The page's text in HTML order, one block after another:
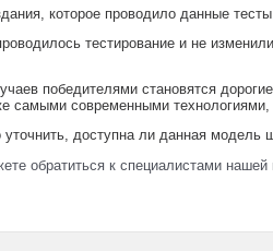
которое проводило данные
тестирование и не
победителями становятся
самыми современными
доступна ли данная
обратиться к специалистами